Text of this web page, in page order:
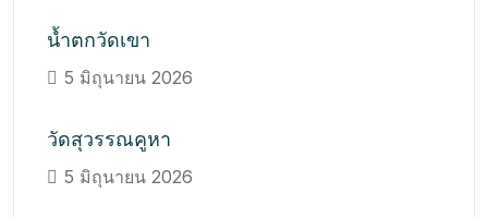
น้ำตกวัดเขา
5 มิถุนายน 2026
วัดสุวรรณคูหา
5 มิถุนายน 2026